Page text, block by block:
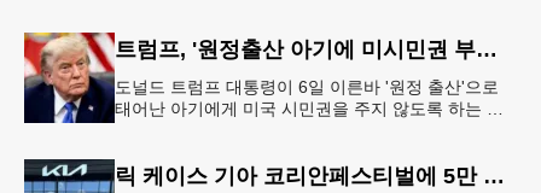
트럼프, '원정출산 아기에 미시민권 부여 금지' 행정명령 서명
도널드 트럼프 대통령이 6일 이른바 '원정 출산'으로
태어난 아기에게 미국 시민권을 주지 않도록 하는 행
릭 케이스 기아 코리안페스티벌에 5만 달러 후원